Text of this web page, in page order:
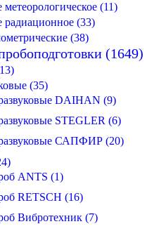
(11)
радиационное (33)
(38)
(1649)
(35)
DAIHAN (9)
STEGLER (6)
САПФИР (20)
ANTS (1)
RETSCH (16)
Вибротехник (7)